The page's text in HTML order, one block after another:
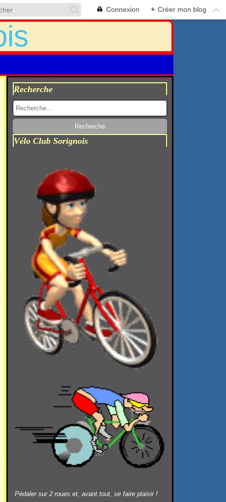
Connexion + Créer mon blog
Recherche
Vélo Club Sorignois
Pédaler sur 2 roues et, avant tout, se faire plaisir !